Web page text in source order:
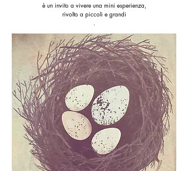
è un invito a vivere una mini esperienza,
rivolto a piccoli e grandi
.